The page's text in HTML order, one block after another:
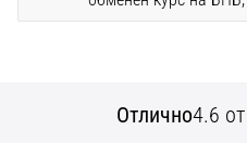
Отлично4.6